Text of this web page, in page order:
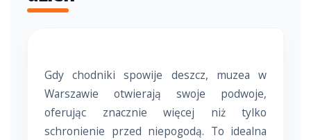
Gdy chodniki spowije deszcz, muzea w
Warszawie otwierają swoje podwoje,
oferując znacznie więcej niż tylko
schronienie przed niepogodą. To idealna